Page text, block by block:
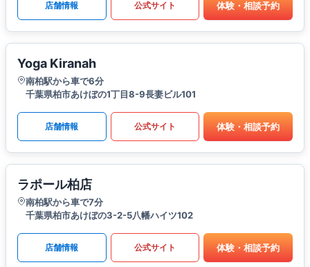
店舗情報 公式サイト 体験・相談予約
Yoga Kiranah
南柏駅から車で6分
千葉県柏市あけぼの1丁目8-9長妻ビル101
店舗情報 公式サイト 体験・相談予約
ラポール柏店
南柏駅から車で7分
千葉県柏市あけぼの3-2-5八幡ハイツ102
店舗情報 公式サイト 体験・相談予約